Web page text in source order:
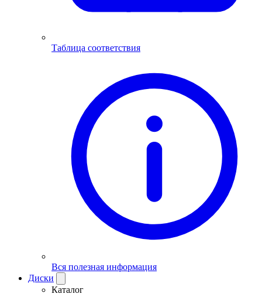
Таблица соответствия
Вся полезная информация
Диски
Каталог